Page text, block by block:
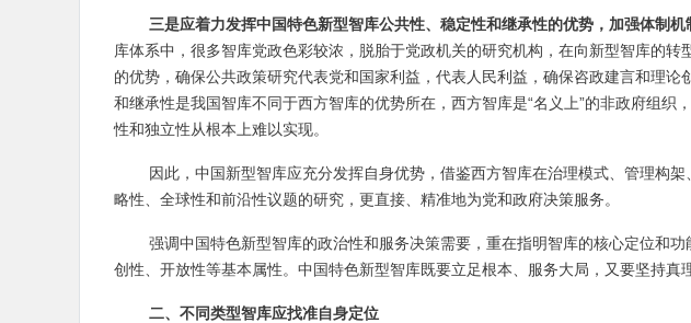
三是应着力发挥中国特色新型智库公共性、稳定性和继承性的优势，加强体制机
库体系中，很多智库党政色彩较浓，脱胎于党政机关的研究机构，在向新型智库的
的优势，确保公共政策研究代表党和国家利益，代表人民利益，确保咨政建言和理
和继承性是我国智库不同于西方智库的优势所在，西方智库是“名义上”的非政府组织
性和独立性从根本上难以实现。
因此，中国新型智库应充分发挥自身优势，借鉴西方智库在治理模式、管理构
略性、全球性和前沿性议题的研究，更直接、精准地为党和政府决策服务。
强调中国特色新型智库的政治性和服务决策需要，重在指明智库的核心定位和
创性、开放性等基本属性。中国特色新型智库既要立足根本、服务大局，又要坚持真
二、不同类型智库应找准自身定位